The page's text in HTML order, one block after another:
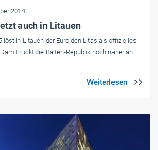
2014
auch in Litauen
löst in Litauen der Euro den Litas als offizielles
rückt die Balten-Republik noch näher an